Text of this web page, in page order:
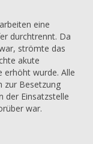
eine
durchtrennt. Da
strömte das
akute
erhöht wurde. Alle
zur Besetzung
der Einsatzstelle
war.